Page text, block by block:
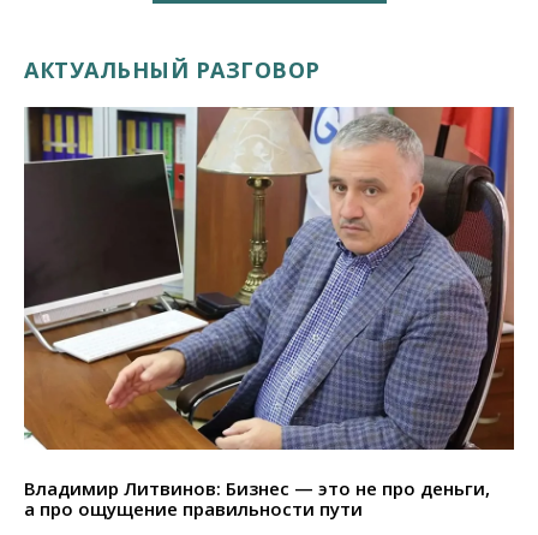
АКТУАЛЬНЫЙ РАЗГОВОР
Владимир Литвинов: Бизнес — это не про деньги,
а про ощущение правильности пути